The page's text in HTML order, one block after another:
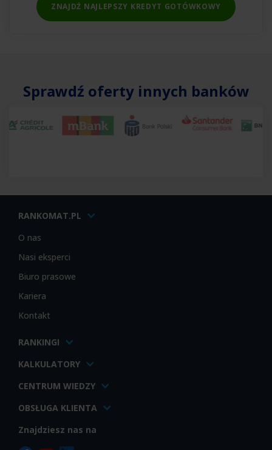
ZNAJDŹ NAJLEPSZY KREDYT GOTÓWKOWY
Sprawdź oferty innych banków
RANKOMAT.PL
O nas
Nasi eksperci
Biuro prasowe
Kariera
Kontakt
RANKINGI
KALKULATORY
CENTRUM WIEDZY
OBSŁUGA KLIENTA
Znajdziesz nas na